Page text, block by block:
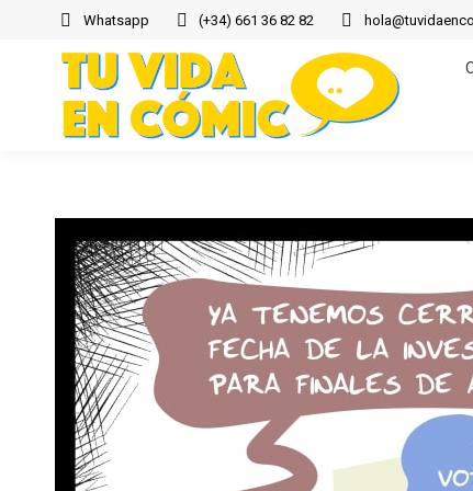
Whatsapp (+34) 661 36 82 82